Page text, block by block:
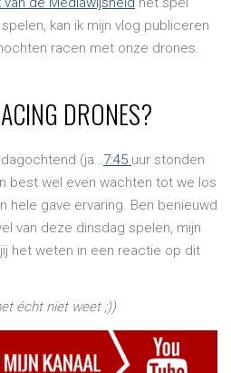
spelen, kan ik mijn vlog publiceren
racen met onze drones.
DRONES?
(ja…7:45 uur stonden
best wel even wachten tot we los
hele gave ervaring. Ben benieuwd
van deze dinsdag spelen, mijn
het weten in een reactie op dit
écht niet weet ;))